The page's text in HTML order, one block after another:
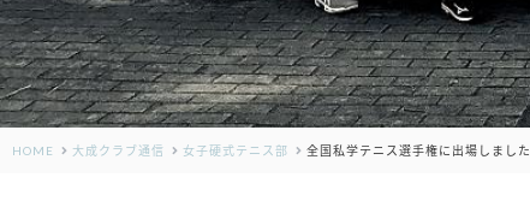
HOME 大成クラブ通信 女子硬式テニス部 全国私学テニス選手権に出場しました